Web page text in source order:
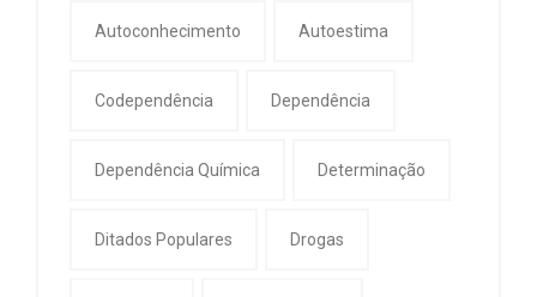
Autoconhecimento Autoestima
Codependência Dependência
Dependência Química Determinação
Ditados Populares Drogas